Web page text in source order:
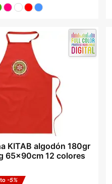
KITAB algodón 180gr
65x90cm 12 colores
-5%